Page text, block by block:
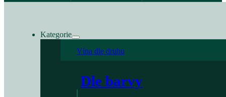
Kategorie
Vína dle druhu
Dle barvy